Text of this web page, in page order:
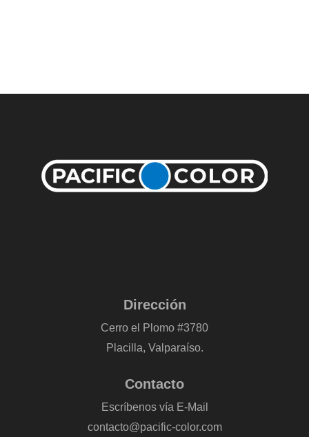
Dirección
Cerro el Plomo #3780
Placilla, Valparaíso.
Contacto
Escríbenos vía E-Mail
contacto@pacific-color.com